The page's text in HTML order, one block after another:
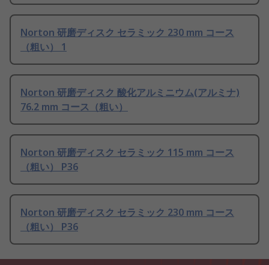
Norton 研磨ディスク セラミック 230 mm コース
（粗い） 1
Norton 研磨ディスク 酸化アルミニウム(アルミナ)
76.2 mm コース（粗い）
Norton 研磨ディスク セラミック 115 mm コース
（粗い） P36
Norton 研磨ディスク セラミック 230 mm コース
（粗い） P36